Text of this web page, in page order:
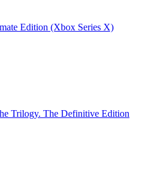
Edition (Xbox Series X)
Trilogy. The Definitive Edition